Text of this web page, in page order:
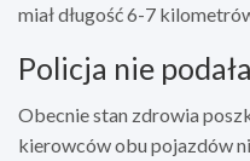
miał długość 6-7
Policja nie
Obecnie stan zdrowia
kierowców obu pojazdów